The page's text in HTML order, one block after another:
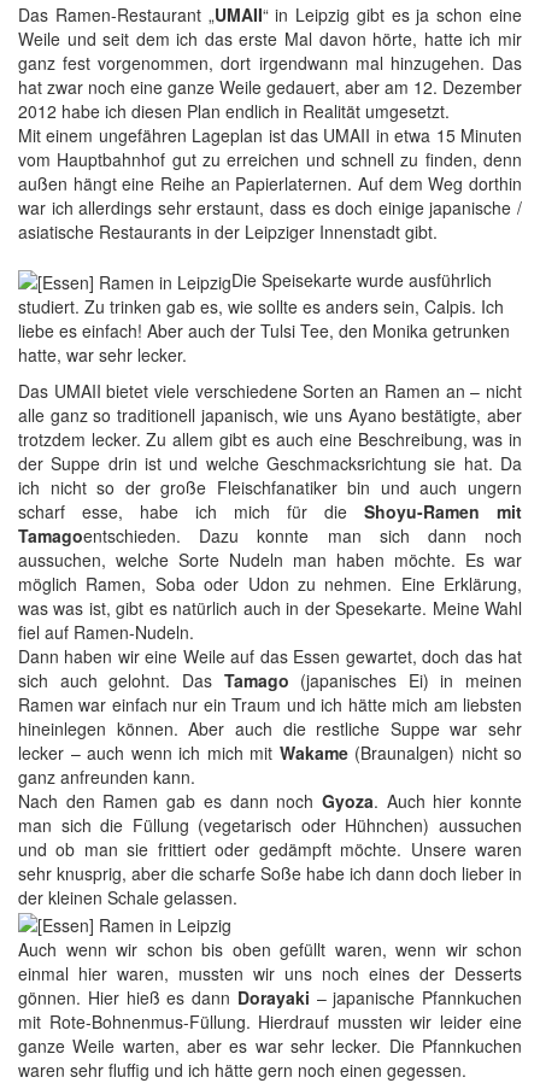
Das Ramen-Restaurant „UMAII“ in Leipzig gibt es ja schon eine
Weile und seit dem ich das erste Mal davon hörte, hatte ich mir
ganz fest vorgenommen, dort irgendwann mal hinzugehen. Das
hat zwar noch eine ganze Weile gedauert, aber am 12. Dezember
2012 habe ich diesen Plan endlich in Realität umgesetzt.
Mit einem ungefähren Lageplan ist das UMAII in etwa 15 Minuten
vom Hauptbahnhof gut zu erreichen und schnell zu finden, denn
außen hängt eine Reihe an Papierlaternen. Auf dem Weg dorthin
war ich allerdings sehr erstaunt, dass es doch einige japanische /
asiatische Restaurants in der Leipziger Innenstadt gibt.
Die Speisekarte wurde ausführlich
studiert. Zu trinken gab es, wie sollte es anders sein, Calpis. Ich
liebe es einfach! Aber auch der Tulsi Tee, den Monika getrunken
hatte, war sehr lecker.
Das UMAII bietet viele verschiedene Sorten an Ramen an – nicht
alle ganz so traditionell japanisch, wie uns Ayano bestätigte, aber
trotzdem lecker. Zu allem gibt es auch eine Beschreibung, was in
der Suppe drin ist und welche Geschmacksrichtung sie hat. Da
ich nicht so der große Fleischfanatiker bin und auch ungern
scharf esse, habe ich mich für die Shoyu-Ramen mit
Tamagoentschieden. Dazu konnte man sich dann noch
aussuchen, welche Sorte Nudeln man haben möchte. Es war
möglich Ramen, Soba oder Udon zu nehmen. Eine Erklärung,
was was ist, gibt es natürlich auch in der Spesekarte. Meine Wahl
fiel auf Ramen-Nudeln.
Dann haben wir eine Weile auf das Essen gewartet, doch das hat
sich auch gelohnt. Das Tamago (japanisches Ei) in meinen
Ramen war einfach nur ein Traum und ich hätte mich am liebsten
hineinlegen können. Aber auch die restliche Suppe war sehr
lecker – auch wenn ich mich mit Wakame(Braunalgen) nicht so
ganz anfreunden kann.
Nach den Ramen gab es dann noch Gyoza. Auch hier konnte
man sich die Füllung (vegetarisch oder Hühnchen) aussuchen
und ob man sie frittiert oder gedämpft möchte. Unsere waren
sehr knusprig, aber die scharfe Soße habe ich dann doch lieber in
der kleinen Schale gelassen.
Auch wenn wir schon bis oben gefüllt waren, wenn wir schon
einmal hier waren, mussten wir uns noch eines der Desserts
gönnen. Hier hieß es dann Dorayaki – japanische Pfannkuchen
mit Rote-Bohnenmus-Füllung. Hierdrauf mussten wir leider eine
ganze Weile warten, aber es war sehr lecker. Die Pfannkuchen
waren sehr fluffig und ich hätte gern noch einen gegessen.